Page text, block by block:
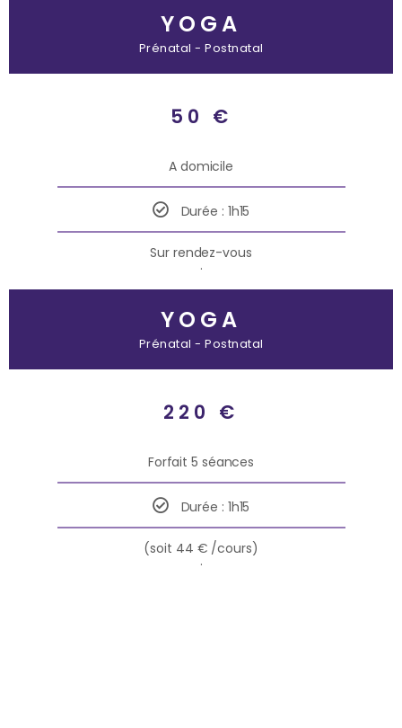
YOGA
Prénatal - Postnatal
50 €
A domicile
Durée : 1h15
Sur rendez-vous
.
YOGA
Prénatal - Postnatal
220 €
Forfait 5 séances
Durée : 1h15
(soit 44 € /cours)
.